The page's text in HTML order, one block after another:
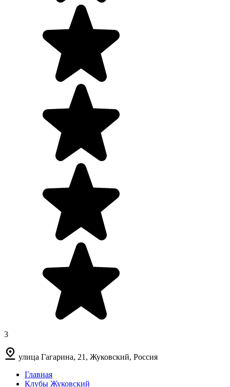
3
улица Гагарина, 21, Жуковский, Россия
Главная
Клубы Жуковский